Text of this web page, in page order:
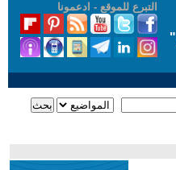
التبرع للموقع - ادعمونا
"